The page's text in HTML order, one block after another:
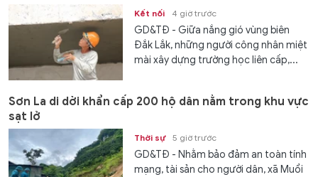
Kết nối 4 giờ trước
GD&TĐ - Giữa nắng gió vùng biên
Đắk Lắk, những người công nhân miệt
mài xây dựng trường học liên cấp,...
Sơn La di dời khẩn cấp 200 hộ dân nằm trong khu vực
sạt lở
Thời sự 5 giờ trước
GD&TĐ - Nhằm bảo đảm an toàn tính
mạng, tài sản cho người dân, xã Muổi